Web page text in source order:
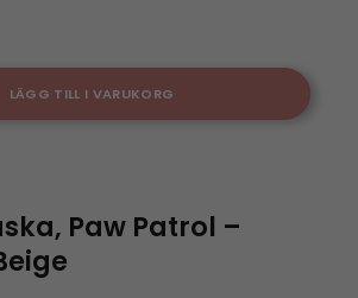
LÄGG TILL I VARUKORG
Paw Patrol –